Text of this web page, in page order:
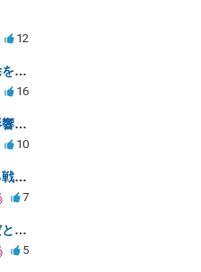
12
派遣社員の傷病手当申請で契約解除を通告された場合の対応策
16
裁判での誹謗中傷が判決に与える影響と対処法
10
不当解雇で企業が交渉を長引かせる戦略の傾向について
7
通報したのは私ではないのに、私だと思われている場合はどうしたら良いのか？
5